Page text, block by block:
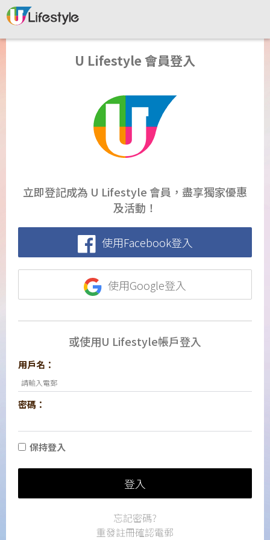
U Lifestyle 會員登入
立即登記成為 U Lifestyle 會員，盡享獨家優惠
及活動！
使用Facebook登入
使用Google登入
或使用U Lifestyle帳戶登入
用戶名：
密碼：
保持登入
登入
忘記密碼?
重發註冊確認電郵